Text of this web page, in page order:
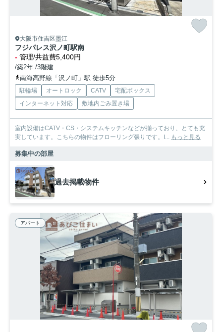
大阪市住吉区墨江
フジパレス沢ノ町駅南
- 管理/共益費5,400円
/築2年 /3階建
南海高野線「沢ノ町」駅 徒歩5分
駐輪場 オートロック CATV
宅配ボックス
インターネット対応
敷地内ごみ置き場
室内設備はCATV・CS・システムキッチンなどが揃っており、とても充
実しています。こちらの物件はフローリング張りです。I... もっと見る
募集中の部屋
過去掲載物件
アパート